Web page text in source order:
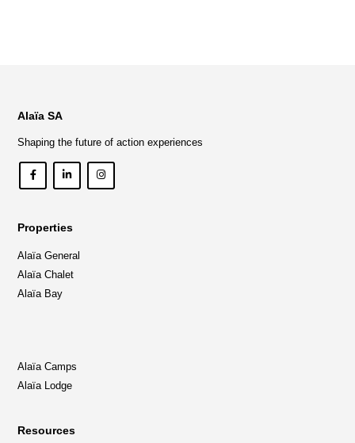
Alaïa SA
Shaping the future of action experiences
Properties
Alaïa General
Alaïa Chalet
Alaïa Bay
Alaïa Camps
Alaïa Lodge
Resources